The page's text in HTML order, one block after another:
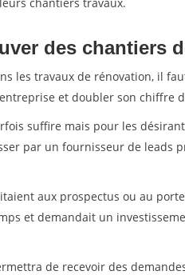
des chantiers
les travaux de rénovation, il
et doubler son chiffre
suffire mais pour les
par un fournisseur de leads
aux prospectus ou au
et demandait un
de recevoir des